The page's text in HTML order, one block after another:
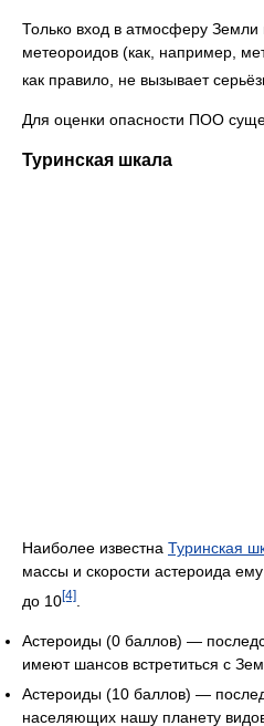
Только вход в атмосферу
метеороидов (как, например,
как правило, не вызывает
Для оценки опасности ПОО
Туринская шкала
Наиболее известна Туринская
массы и скорости астероида
до 10[4]
Астероиды (0 баллов) —
имеют шансов встретиться с
Астероиды (10 баллов) —
населяющих нашу планету